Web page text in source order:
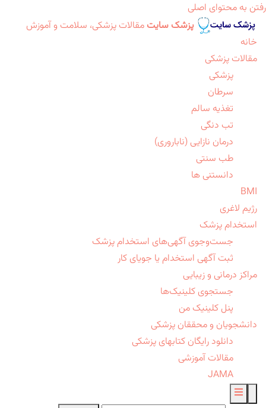
رفتن به محتوای اصلی
پزشک سایت مقالات پزشکی، سلامت و آموزش
خانه
مقالات پزشکی
پزشکی
سرطان
تغذیه سالم
تب دنگی
درمان نازایی (ناباروری)
طب سنتی
دانستنی ها
BMI
رژیم لاغری
استخدام پزشک
جست‌وجوی آگهی‌های استخدام پزشک
ثبت آگهی استخدام یا جویای کار
مراکز درمانی و زیبایی
جستجوی کلینیک‌ها
پنل کلینیک من
دانشجویان و محققان پزشکی
دانلود رایگان کتابهای پزشکی
مقالات آموزشی
JAMA